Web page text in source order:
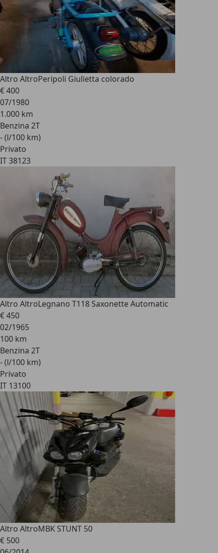
Altro AltroPeripoli Giulietta colorado
€ 400
07/1980
1.000 km
Benzina 2T
- (l/100 km)
Privato
IT 38123
Altro AltroLegnano T118 Saxonette Automatic
€ 450
02/1965
100 km
Benzina 2T
- (l/100 km)
Privato
IT 13100
Altro AltroMBK STUNT 50
€ 500